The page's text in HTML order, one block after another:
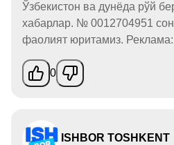
Ўзбекистон ва дунёда рўй
хабарлар. № 0012704951
фаолият юритамиз.
0
ISHBOR TOSHKENT